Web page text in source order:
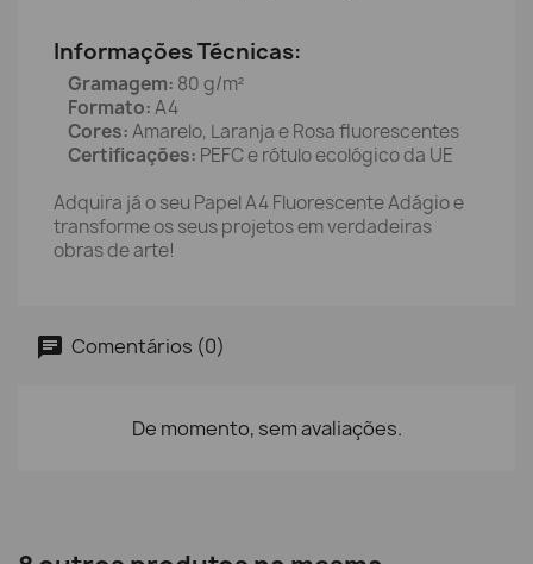
Informações Técnicas:
Gramagem: 80 g/m²
Formato:A4
Cores:Amarelo, Laranja e Rosa fluorescentes
Certificações: PEFC e rótulo ecológico da UE
Adquira já o seu Papel A4 Fluorescente Adágio e
transforme os seus projetos em verdadeiras
obras de arte!
Comentários (0)
De momento, sem avaliações.